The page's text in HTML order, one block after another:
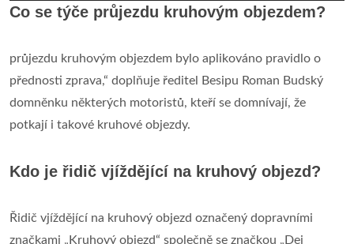
Co se týče průjezdu kruhovým objezdem?
průjezdu kruhovým objezdem bylo aplikováno pravidlo o
přednosti zprava,“ doplňuje ředitel Besipu Roman Budský
domněnku některých motoristů, kteří se domnívají, že
potkají i takové kruhové objezdy.
Kdo je řidič vjíždějící na kruhový objezd?
Řidič vjíždějící na kruhový objezd označený dopravními
značkami „Kruhový objezd“ společně se značkou „Dej